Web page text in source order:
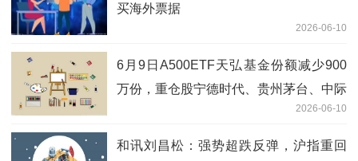
买海外票据
2026-06-10
6月9日A500ETF天弘基金份额减少900
万份，重仓股宁德时代、贵州茅台、中际
2026-06-10
和讯刘昌松：强势超跌反弹，沪指重回